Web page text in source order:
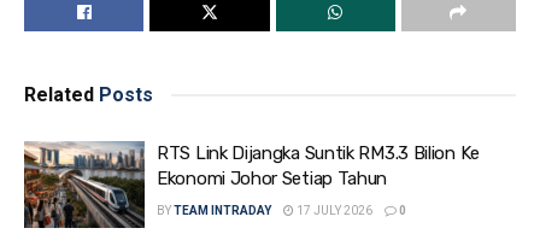
Related Posts
RTS Link Dijangka Suntik RM3.3 Bilion Ke
Ekonomi Johor Setiap Tahun
BY TEAM INTRADAY 17 JULY 2026 0